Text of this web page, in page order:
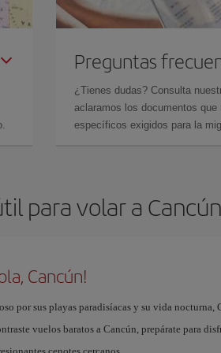
Preguntas
¿Tienes dudas? Consulta
aclaramos los documentos
específicos exigidos para la
para volar a Cancún
Cancún!
por sus playas paradisíacas y su vida
vuelos baratos a Cancún, prepárate para